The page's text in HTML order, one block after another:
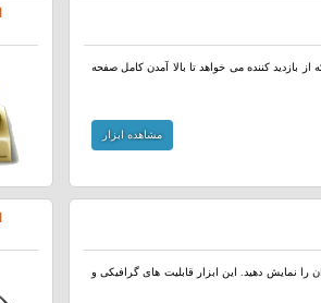
بازدید کننده می خواهد تا بالا آمدن کامل صفحه
مشاهده ابزار
نمایش دهید. این ابزار قابلیت های گرافیکی و